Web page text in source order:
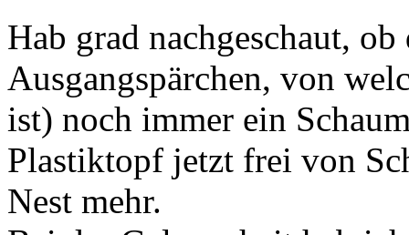
Hab grad nachgeschaut,
Ausgangspärchen, von
ist) noch immer ein
Plastiktopf jetzt frei von
Nest mehr.